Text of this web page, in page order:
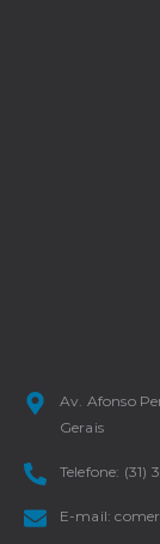
Av. Afonso
Gerais
Telefone: (31)
E-mail: